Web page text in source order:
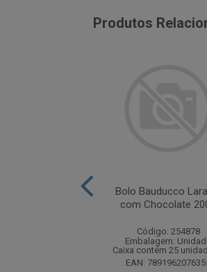
Produtos
Bolo Bauducco
com Chocolate
Código: 254878
Embalagem:
Caixa contém 25
EAN: